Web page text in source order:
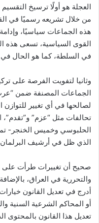
العجلة هو أولًا ترسيخ
من خلال تشريعه رسميًا في
هذه الجماعات سياسيًا،
القوى السياسية، تسعى هذه
في السلطة، كما هو الحال في
وثانيا لتفويت الفرصة على
الجماعات المصنفة ضمن
لصالحها في أي تغيير
تحالفات مثل “عزم”
الحلبوسي وخميس الخنجر-
الذي ظل في أرشيف
صحيح أن تغييرات طرأت على
والتحررية في العراق،
أدرج في تعديل القانون
أو المحاكم الشرعية السنية
تعديل هذا القانون